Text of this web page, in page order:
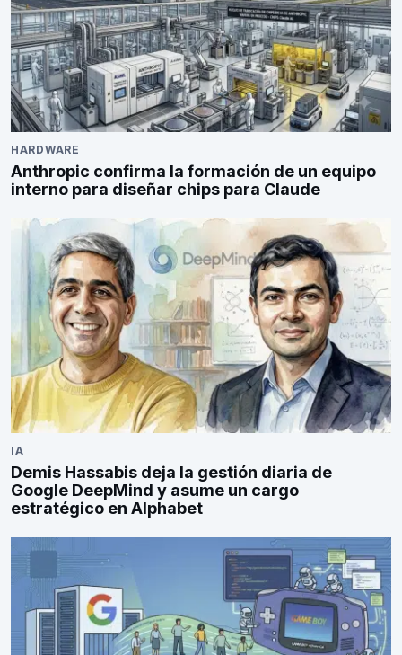
HARDWARE
Anthropic confirma la formación de un equipo
interno para diseñar chips para Claude
IA
Demis Hassabis deja la gestión diaria de
Google DeepMind y asume un cargo
estratégico en Alphabet